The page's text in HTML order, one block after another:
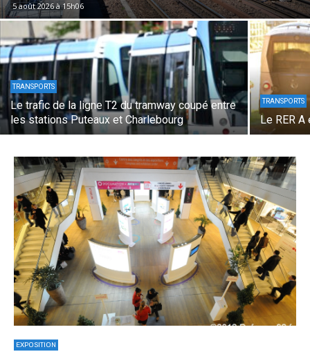
5 août 2026 à 15h06
TRANSPORTS
Le trafic de la ligne T2 du tramway coupé entre
les stations Puteaux et Charlebourg
TRANSPORTS
Le RER
EXPOSITION